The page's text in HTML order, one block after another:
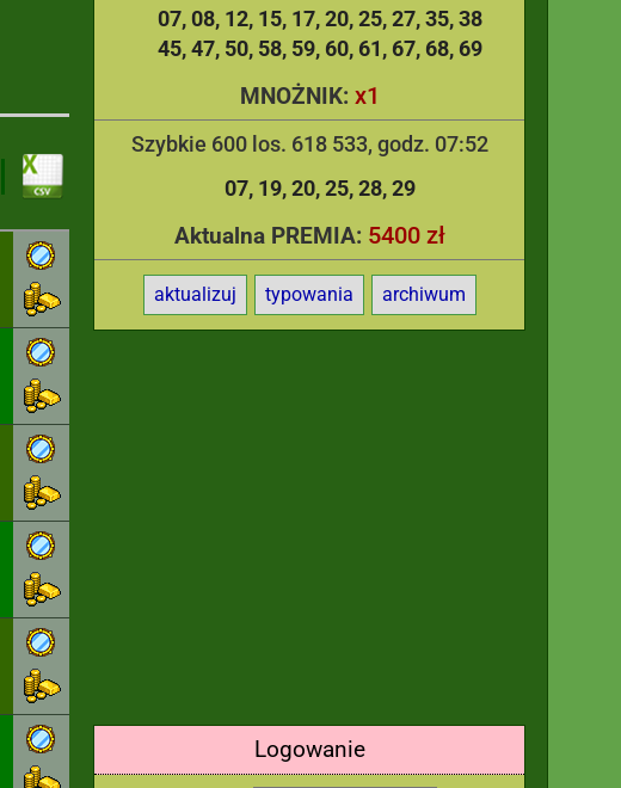
07 08 12 15 17 20 25 27 35 38
45 47 50 58 59 60 61 67 68 69
MNOŻNIK: x1
Szybkie 600 los. 618 533, godz. 07:52
07 19 20 25 28 29
Aktualna PREMIA: 5400 zł
aktualizuj typowania archiwum
Logowanie